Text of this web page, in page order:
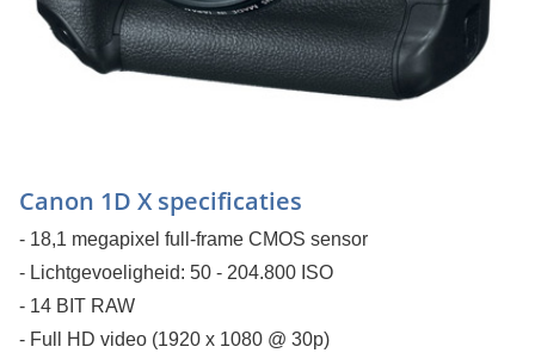
Canon 1D X specificaties
- 18,1 megapixel full-frame CMOS sensor
- Lichtgevoeligheid: 50 - 204.800 ISO
- 14 BIT RAW
- Full HD video (1920 x 1080 @ 30p)